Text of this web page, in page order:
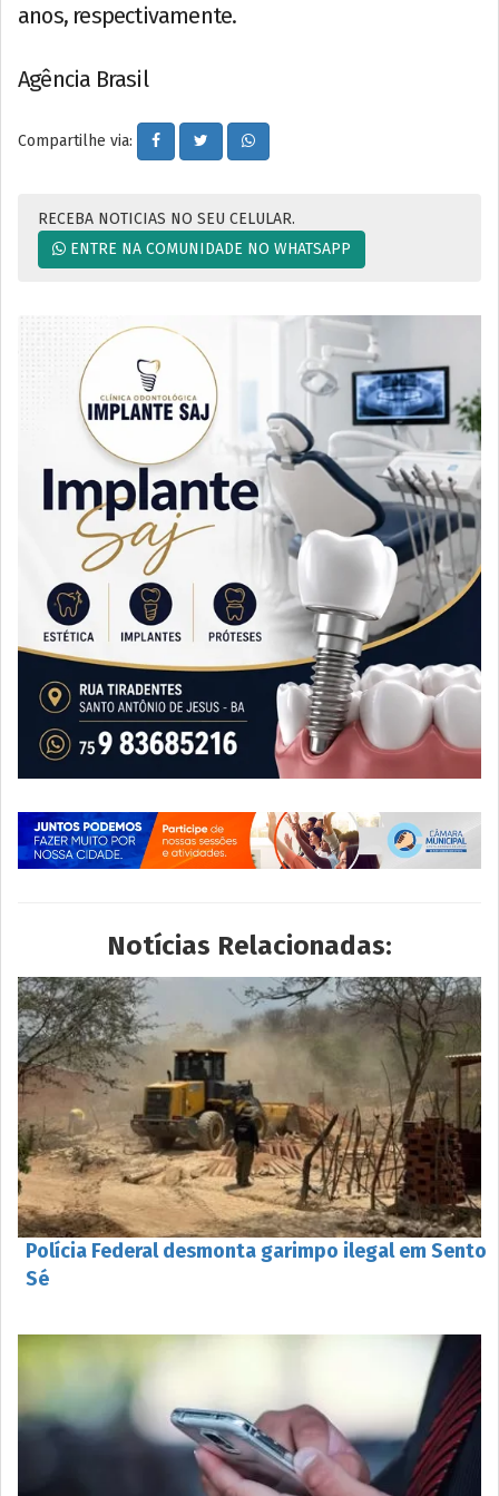
anos, respectivamente.
Agência Brasil
Compartilhe via:
RECEBA NOTICIAS NO SEU CELULAR.
ENTRE NA COMUNIDADE NO WHATSAPP
Notícias Relacionadas:
Polícia Federal desmonta garimpo ilegal em Sento
Sé